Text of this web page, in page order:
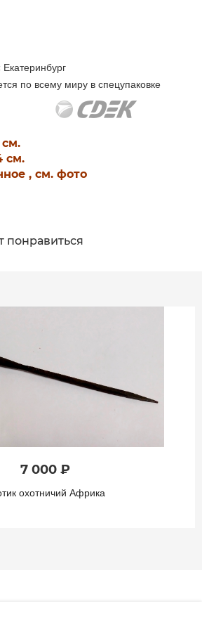
Екатеринбург
по всему миру в спецупаковке
см.
, см. фото
понравиться
7 000 ₽
охотничий Африка